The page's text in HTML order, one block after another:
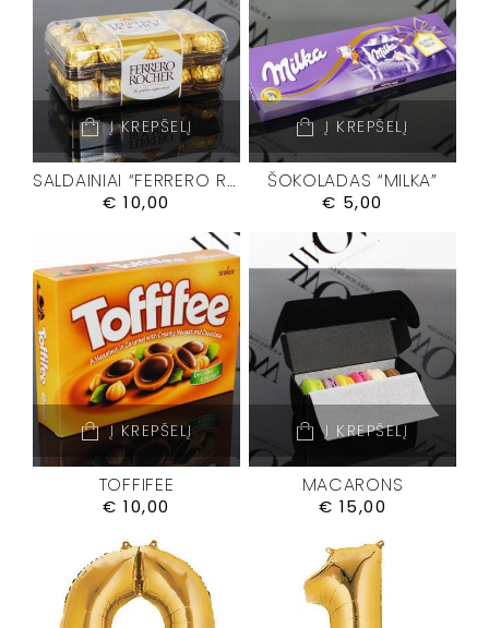
Į KREPŠELĮ
SALDAINIAI “FERRERO ROCHER”
€ 10,00
Į KREPŠELĮ
ŠOKOLADAS “MILKA”
€ 5,00
Į KREPŠELĮ
TOFFIFEE
€ 10,00
Į KREPŠELĮ
MACARONS
€ 15,00